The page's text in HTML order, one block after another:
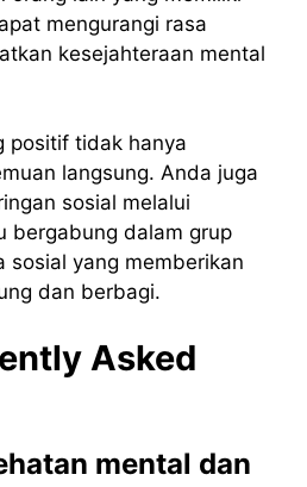
mengurangi rasa
kesejahteraan mental
positif tidak hanya
langsung. Anda juga
sosial melalui
bergabung dalam grup
sosial yang memberikan
dan berbagi.
Asked
mental dan